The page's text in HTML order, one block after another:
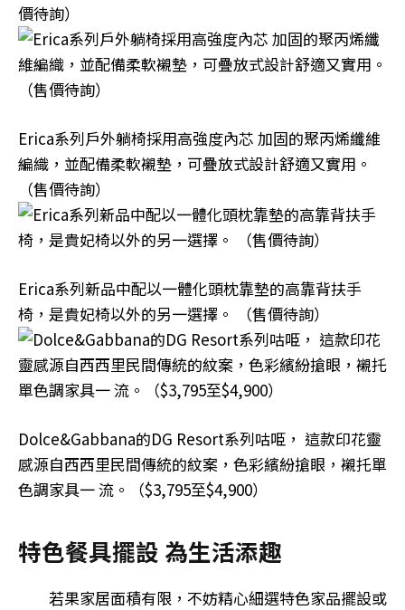
價待詢）
Erica系列戶外躺椅採用高強度內芯 加固的聚丙烯纖維
編織，並配備柔軟襯墊，可疊放式設計舒適又實用。
（售價待詢）
Erica系列新品中配以一體化頭枕靠墊的高靠背扶手
椅，是貴妃椅以外的另一選擇。 （售價待詢）
Dolce&Gabbana的DG Resort系列咕𠱸， 這款印花靈
感源自西西里民間傳統的紋案，色彩繽紛搶眼，襯托單
色調家具一 流。（$3,795至$4,900）
特色餐具擺設 為生活添趣
若果家居面積有限，不妨精心細選特色家品擺設或